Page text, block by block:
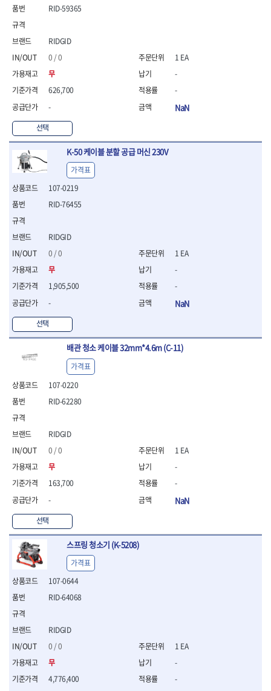
- 절연T렌치
- 절연별소켓
- 절연별비트소켓
- 절연육각비트소켓
- 절연라쳇핸들
- 절연렌치
- 절연링렌치
- 절연플라이어
- 절연전공칼
- 절연안전모
- 절연매트
- 방폭소켓
- 방폭라쳇핸들
- 절연일자드라이버
- 절연별드라이버
- 절연드라이버세트
- 스트리퍼
- 라쳇케이블커터
- 자동스트리퍼
- 케이블스트리퍼
- 압착기
- 절연공구세트
- 절연비트홀다
- 절연비트홀다드라이버
- 절연L렌치
- 절연니퍼
- 절연가위
- 절연비트
- 절연드라이버교체날
- 절연공구세트
- 절연볼트커터
- 절연아답타
- 절연펀치
- 기타
- 방폭연결대
- 방폭옵셋렌치
- 방폭니퍼
- 방폭가위
- 방폭렌치
- 방폭스패너
- 방폭비트소켓
RIDGID
0 / 0
무
626,700
-
선택
RID-59365
1 EA
-
-
NaN
K-50 케이블 분할 공급 머신 230V
107-0219
RIDGID
0 / 0
무
1,905,500
-
선택
RID-76455
가격표
1 EA
-
-
NaN
배관 청소 케이블 32mm*4.6m (C-11)
107-0220
RIDGID
0 / 0
무
163,700
-
선택
RID-62280
가격표
1 EA
-
-
NaN
스프링 청소기 (K-5208)
107-0644
RIDGID
0 / 0
무
4,776,400
RID-64068
가격표
1 EA
-
-